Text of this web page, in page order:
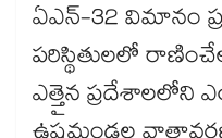
ఏఎన్-32 విమానం
పరిస్థితులలో
ఎత్తైన ప్రదేశాలలోని